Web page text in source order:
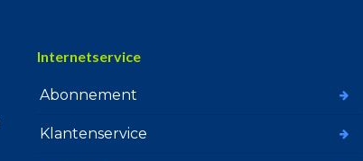
Internetservice
Abonnement
Klantenservice